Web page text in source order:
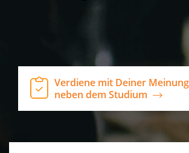
Verdiene mit Deiner
neben dem Studium